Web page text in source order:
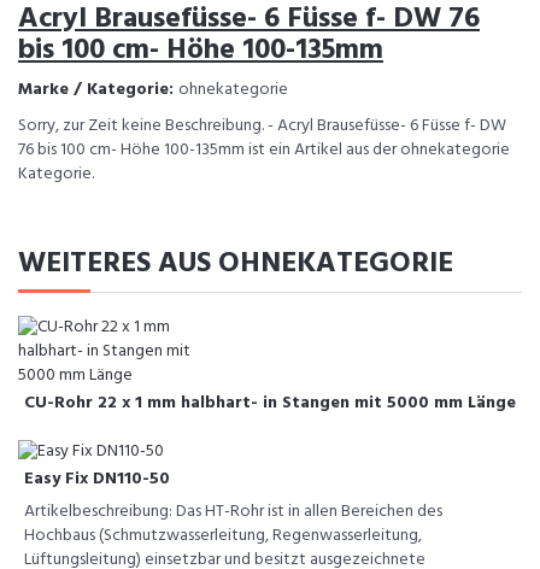
Acryl Brausefüsse- 6 Füsse f- DW 76
bis 100 cm- Höhe 100-135mm
Marke / Kategorie: ohnekategorie
Sorry, zur Zeit keine Beschreibung. - Acryl Brausefüsse- 6 Füsse f- DW
76 bis 100 cm- Höhe 100-135mm ist ein Artikel aus der ohnekategorie
Kategorie.
WEITERES AUS OHNEKATEGORIE
CU-Rohr 22 x 1 mm halbhart- in Stangen mit 5000 mm Länge
Easy Fix DN110-50
Artikelbeschreibung: Das HT-Rohr ist in allen Bereichen des
Hochbaus (Schmutzwasserleitung, Regenwasserleitung,
Lüftungsleitung) einsetzbar und besitzt ausgezeichnete